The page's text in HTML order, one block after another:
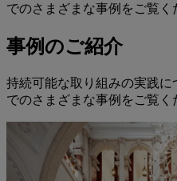
でのさまざまな事例をご覧く
事例のご紹介
持続可能な取り組みの実践
でのさまざまな事例をご覧く